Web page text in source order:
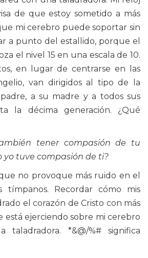
de que estoy sometido a más
mi cerebro puede soportar sin
a punto del estallido, porque el
el nivel 15 en una escala de 10.
en lugar de centrarse en las
van dirigidos al tipo de la
a su madre y a todos sus
la décima generación. ¿Qué
tener compasión de tu
yo tuve compasión de ti?
no provoque más ruido en el
Recordar cómo mis
el corazón de Cristo con más
está ejerciendo sobre mi cerebro
taladradora. *&@/%# significa